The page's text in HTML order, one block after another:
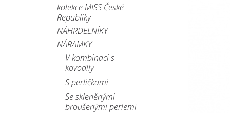
kolekce MISS České
Republiky
NÁHRDELNÍKY
NÁRAMKY
V kombinaci s
kovodíly
S perličkami
Se skleněnými
broušenými perlemi